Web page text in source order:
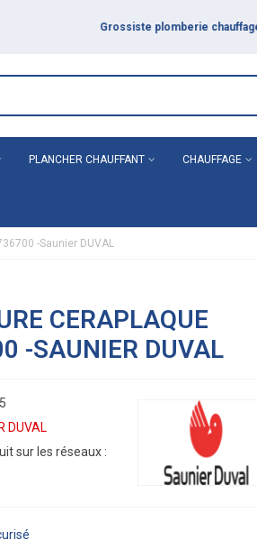
PLANCHER CHAUFFANT CHAUFFAGE
-Saunier DUVAL
CERAPLAQUE
-SAUNIER DUVAL
DUVAL